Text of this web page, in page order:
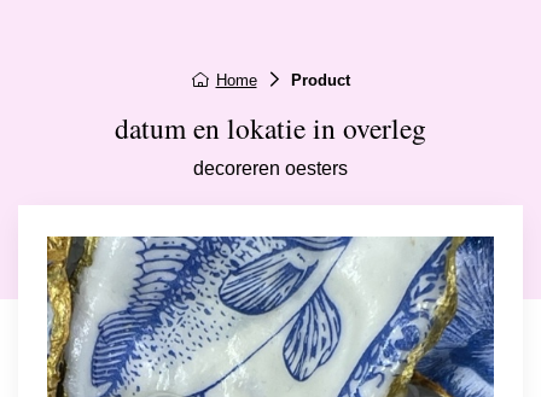
Home Product
datum en lokatie in overleg
decoreren oesters